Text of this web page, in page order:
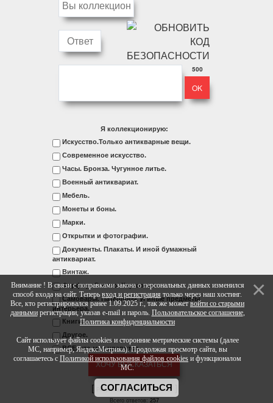
500
Я коллекционирую:
Искусство.Только антикварные вещи.
Современное искусство.
Часы. Бронза. Чугунное литье.
Военный антиквариат.
Мебель.
Монеты и боны.
Марки.
Открытки и фотографии.
Документы. Плакаты. И иной бумажный
антиквариат.
Винтаж.
Фарфор. Стекло. Керамика.
Самовары. Патефоны. И иные предметы
интерьера.
Книги.
Другое.
ВСЕ, что мне нравится.
[ Результаты ·Архив опросов
Всего ответов: 257
Внимание ! В связи с поправками закона о персональных данных изменился
способ входа на сайт. Теперь вход и регистрация только через наш хостинг.
Все, кто регистрировался ранее 1.09.2025 г., так же можетвойти со старыми
даннымирегистрации, указав e-mail и пароль. Пользовательское соглашение,
Политика конфиденциальности
Сайт использует файлы cookies и сторонние метрические системы (далее
МС, например, ЯндексМетрика). Продолжая просмотр сайта, вы
соглашаетесь с Политикой использования файлов cookies и функционалом
МС.
СОГЛАСИТЬСЯ